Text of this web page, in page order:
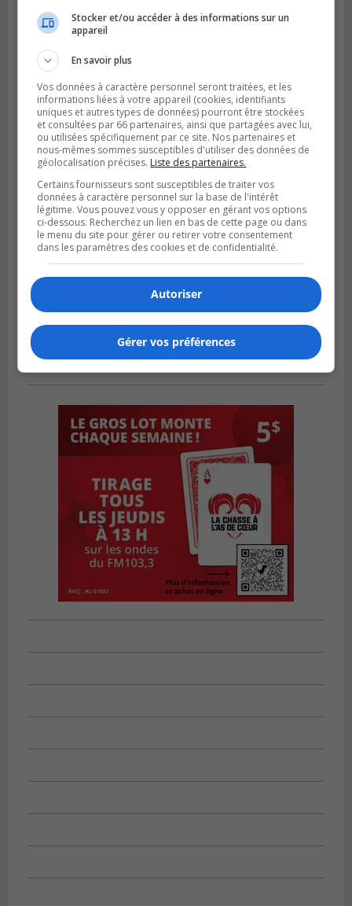
LA PRAIRIE
Publié le 4 août 2026 à 15h50
Le mur du rempart de La Prairie retrouve
sa jeunesse
Stocker et/ou accéder à des informations sur un
appareil
En savoir plus
Vos données à caractère personnel seront traitées, et les
informations liées à votre appareil (cookies, identifiants
uniques et autres types de données) pourront être stockées
et consultées par 66 partenaires, ainsi que partagées avec lui,
ou utilisées spécifiquement par ce site. Nos partenaires et
nous-mêmes sommes susceptibles d'utiliser des données de
géolocalisation précises. Liste des partenaires.
Certains fournisseurs sont susceptibles de traiter vos
données à caractère personnel sur la base de l'intérêt
légitime. Vous pouvez vous y opposer en gérant vos options
ci-dessous. Recherchez un lien en bas de cette page ou dans
le menu du site pour gérer ou retirer votre consentement
dans les paramètres des cookies et de confidentialité.
Autoriser
Gérer vos préférences